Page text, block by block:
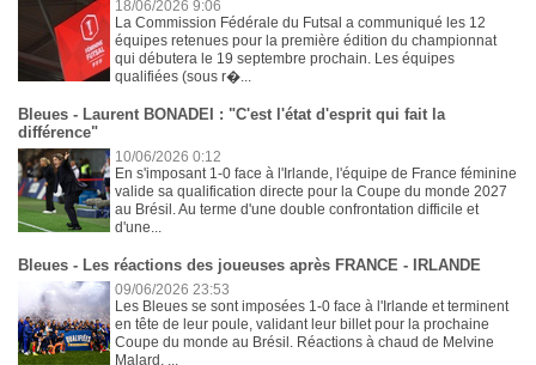
18/06/2026 9:06
La Commission Fédérale du Futsal a communiqué les 12
équipes retenues pour la première édition du championnat
qui débutera le 19 septembre prochain. Les équipes
qualifiées (sous r�...
Bleues - Laurent BONADEI : "C'est l'état d'esprit qui fait la
différence"
10/06/2026 0:12
En s'imposant 1-0 face à l'Irlande, l'équipe de France féminine
valide sa qualification directe pour la Coupe du monde 2027
au Brésil. Au terme d'une double confrontation difficile et
d'une...
Bleues - Les réactions des joueuses après FRANCE - IRLANDE
09/06/2026 23:53
Les Bleues se sont imposées 1-0 face à l'Irlande et terminent
en tête de leur poule, validant leur billet pour la prochaine
Coupe du monde au Brésil. Réactions à chaud de Melvine
Malard, ...